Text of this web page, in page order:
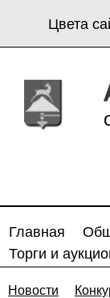
Цвета
Главная
Торги и
Новости